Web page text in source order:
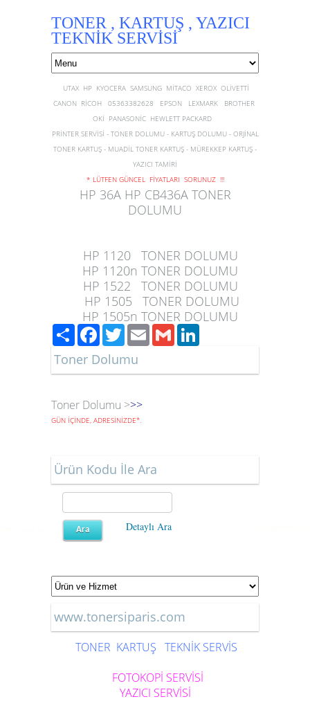
TONER , KARTUŞ , YAZICI
TEKNİK SERVİSİ
UTAX HP KYOCERA SAMSUNG MİTACO XEROX OLİVETTİ
CANON RİCOH 05363382628 EPSON LEXMARK BROTHER
OKİ PANASONİC HEWLETT PACKARD
PRİNTER SERVİSİ - TONER DOLUMU - KARTUŞ DOLUMU - ORJİNAL
TONER KARTUŞ - MUADİL TONER KARTUŞ - MÜREKKEP KARTUŞ -
YAZICI TAMİRİ
* LÜTFEN GÜNCEL FİYATLARI SORUNUZ !!!
HP 36A HP CB436A TONER
DOLUMU
HP 1120 TONER DOLUMU
HP 1120n TONER DOLUMU
HP 1522 TONER DOLUMU
HP 1505 TONER DOLUMU
HP 1505n TONER DOLUMU
PaylaşFacebook
TwitterEmailGmail
Toner Dolumu
Toner Dolumu >>>
GÜN İÇİNDE, ADRESİNİZDE*.
Ürün Kodu İle Ara
Detaylı Ara
www.tonersiparis.com
TONER KARTUŞ TEKNİK SERVİS
FOTOKOPİ SERVİSİ
YAZICI SERVİSİ